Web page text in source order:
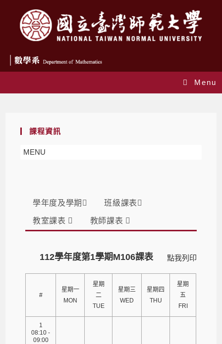
Menu
課程資訊
MENU
學年度及學期 班級課表
教室課表 教師課表
點我列印
112學年度第1學期M106課表
#
星期一
MON
星期
二
TUE
星期三
WED
星期四
THU
星期
五
FRI
1
08:10 -
09:00